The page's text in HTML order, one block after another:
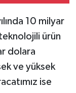
10 milyar
ürün
dolara
ve yüksek
ise